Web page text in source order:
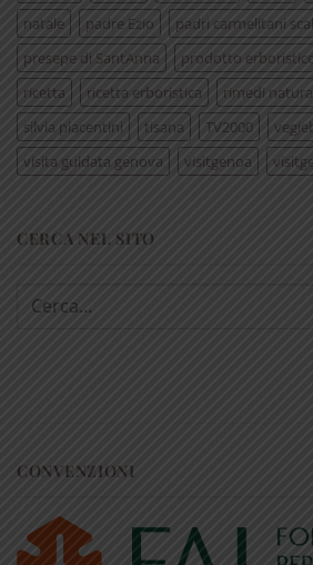
natale
padre Ezio padri carmelitani
presepe di SantAnna
prodotto erboristico
ricetta
ricetta erboristica rimedi
silvia piacentini
tisana TV2000
visita guidata genova
visitgenoa
CERCA NEL SITO
Cerca:
CONVENZIONI